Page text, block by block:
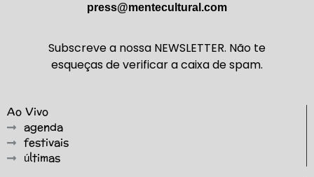
press@mentecultural.com
Subscreve a nossa NEWSLETTER. Não te
esqueças de verificar a caixa de spam.
Ao Vivo
agenda
festivais
últimas